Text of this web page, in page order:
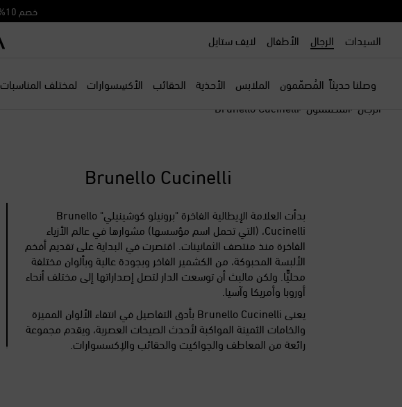
خصم 10% على طلبيتكم الأولى التي تفوق قيمتها 500€
السيدات الرجال الأطفال لايف ستايل
وصلنا حديثاً المُصمّمون الملابس الأحذية الحقائب الأكسِسوارات لمختلف المناسبات
الرجال المصممون Brunello Cucinelli
Brunello Cucinelli
بدأت العلامة الإيطالية الفاخرة "برونيلو كوشينيلي" Brunello
Cucinelli، (التي تحمل اسم مؤسسها) مشوارها في عالم الأزياء
الفاخرة منذ منتصف الثمانينات. اقتصرت في البداية على تقديم أفخم
الألبسة المحبوكة، من الكشمير الفاخر وبجودة عالية وبألوان مختلفة
محليًّا. ولكن مالبث أن توسعت الدار لتصل إصداراتها إلى مختلف أنحاء
أوروبا وأمريكا وآسيا.
يعنى Brunello Cucinelli بأدق التفاصيل في انتقاء الألوان المميزة
والخامات الثمينة المواكبة لأحدث الصيحات العصرية، ويقدم مجموعة
رائعة من المعاطف والجواكيت والحقائب والإكسسوارات.